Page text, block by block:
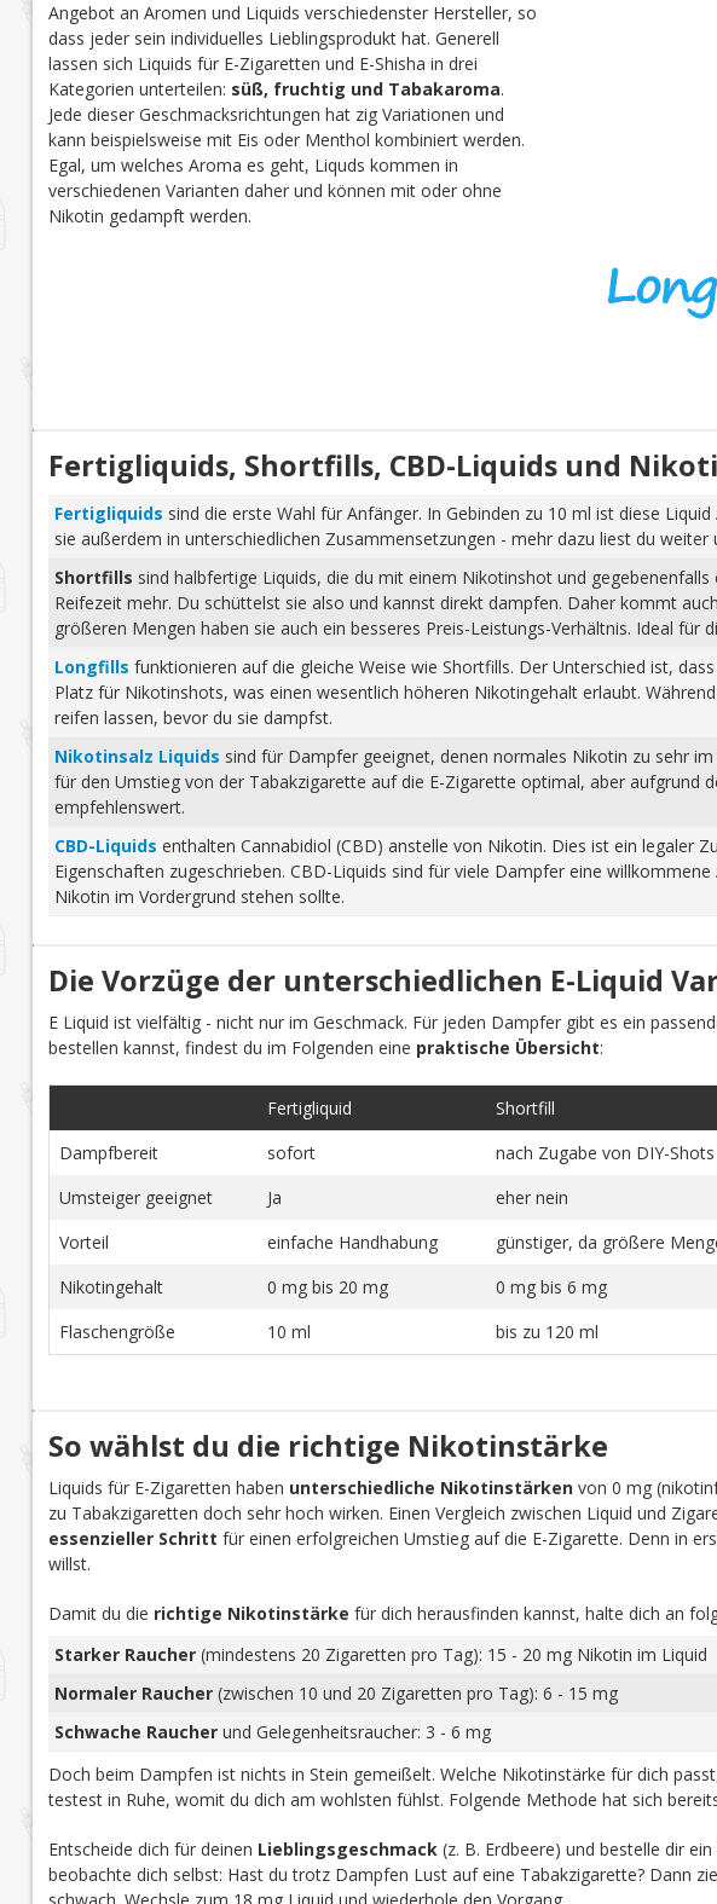
Angebot an Aromen und Liquids verschiedenster Hersteller, so
dass jeder sein individuelles Lieblingsprodukt hat. Generell
lassen sich Liquids für E-Zigaretten und E-Shisha in drei
Kategorien unterteilen: süß, fruchtig und Tabakaroma.
Jede dieser Geschmacksrichtungen hat zig Variationen und
kann beispielsweise mit Eis oder Menthol kombiniert werden.
Egal, um welches Aroma es geht, Liquds kommen in
verschiedenen Varianten daher und können mit oder ohne
Nikotin gedampft werden.
Fertigliquids, Shortfills, CBD-Liquids und
Fertigliquids sind die erste Wahl für Anfänger. In Gebinden zu 10 ml ist diese
sie außerdem in unterschiedlichen Zusammensetzungen - mehr dazu liest du weiter
Shortfills sind halbfertige Liquids, die du mit einem Nikotinshot und
Reifezeit mehr. Du schüttelst sie also und kannst direkt dampfen. Daher kommt
größeren Mengen haben sie auch ein besseres Preis-Leistungs-Verhältnis. Ideal
Longfills funktionieren auf die gleiche Weise wie Shortfills. Der Unterschied ist,
Platz für Nikotinshots, was einen wesentlich höheren Nikotingehalt erlaubt.
reifen lassen, bevor du sie dampfst.
Nikotinsalz Liquids sind für Dampfer geeignet, denen normales Nikotin zu sehr
für den Umstieg von der Tabakzigarette auf die E-Zigarette optimal, aber
empfehlenswert.
CBD-Liquids enthalten Cannabidiol (CBD) anstelle von Nikotin. Dies ist ein legaler
Eigenschaften zugeschrieben. CBD-Liquids sind für viele Dampfer eine
Nikotin im Vordergrund stehen sollte.
Die Vorzüge der unterschiedlichen E-Liquid
E Liquid ist vielfältig - nicht nur im Geschmack. Für jeden Dampfer gibt es ein
bestellen kannst, findest du im Folgenden eine praktische Übersicht:
Fertigliquid Shortfill
Dampfbereit
sofort nach Zugabe von DIY-Shots
Umsteiger geeignet
Ja eher nein
Vorteil
einfache Handhabung günstiger, da größere
Nikotingehalt
0 mg bis 20 mg 0 mg bis 6 mg
Flaschengröße
10 ml bis zu 120 ml
So wählst du die richtige Nikotinstärke
Liquids für E-Zigaretten haben unterschiedliche Nikotinstärkenvon 0 mg
zu Tabakzigaretten doch sehr hoch wirken. Einen Vergleich zwischen Liquid und
essenzieller Schritt für einen erfolgreichen Umstieg auf die E-Zigarette. Denn in
willst.
Damit du die richtige Nikotinstärke für dich herausfinden kannst, halte dich an
Starker Raucher(mindestens 20 Zigaretten pro Tag): 15 - 20 mg Nikotin im Liquid
Normaler Raucher(zwischen 10 und 20 Zigaretten pro Tag): 6 - 15 mg
Schwache Raucherund Gelegenheitsraucher: 3 - 6 mg
Doch beim Dampfen ist nichts in Stein gemeißelt. Welche Nikotinstärke für dich
testest in Ruhe, womit du dich am wohlsten fühlst. Folgende Methode hat sich
Entscheide dich für deinen Lieblingsgeschmack(z. B. Erdbeere) und bestelle dir ein
beobachte dich selbst: Hast du trotz Dampfen Lust auf eine Tabakzigarette? Dann
schwach. Wechsle zum 18 mg Liquid und wiederhole den Vorgang.